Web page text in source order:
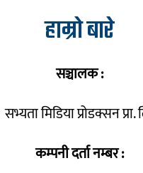
हाम्रो बारे
सञ्चालक :
सभ्यता मिडिया प्रोडक्सन प्रा.
कम्पनी दर्ता नम्बर :